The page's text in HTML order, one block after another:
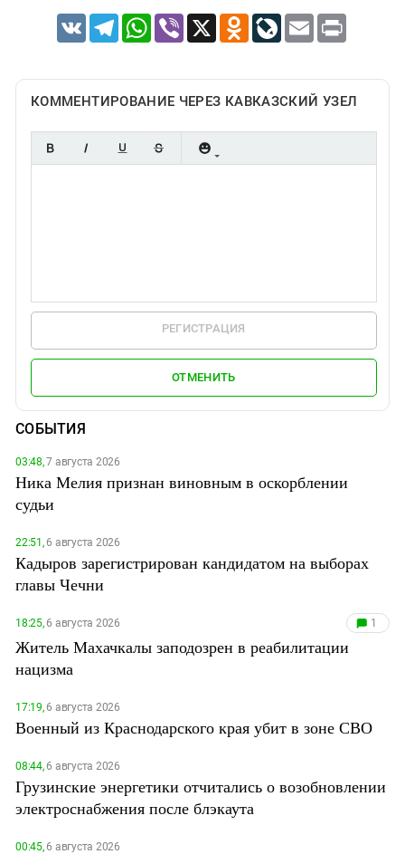
VK TelegramWhatsApp
Viber X Odnoklassniki
LiveJournal
Email Print
КОММЕНТИРОВАНИЕ ЧЕРЕЗ КАВКАЗСКИЙ УЗЕЛ
РЕГИСТРАЦИЯ
ОТМЕНИТЬ
СОБЫТИЯ
03:48,7 августа 2026
Ника Мелия признан виновным в оскорблении
судьи
22:51,6 августа 2026
Кадыров зарегистрирован кандидатом на выборах
главы Чечни
18:25,6 августа 2026 1
Житель Махачкалы заподозрен в реабилитации
нацизма
17:19,6 августа 2026
Военный из Краснодарского края убит в зоне СВО
08:44,6 августа 2026
Грузинские энергетики отчитались о возобновлении
электроснабжения после блэкаута
00:45,6 августа 2026